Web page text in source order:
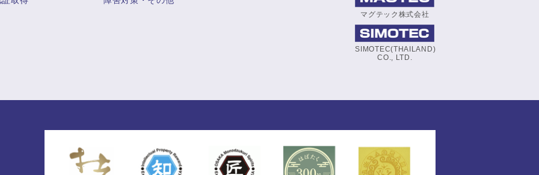
マグテック株式会社
SIMOTEC(THAILAND)
CO., LTD.